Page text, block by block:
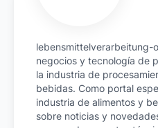
lebensmittelverarbeitung-
negocios y tecnología de
la industria de
bebidas. Como portal
industria de alimentos y
sobre noticias y